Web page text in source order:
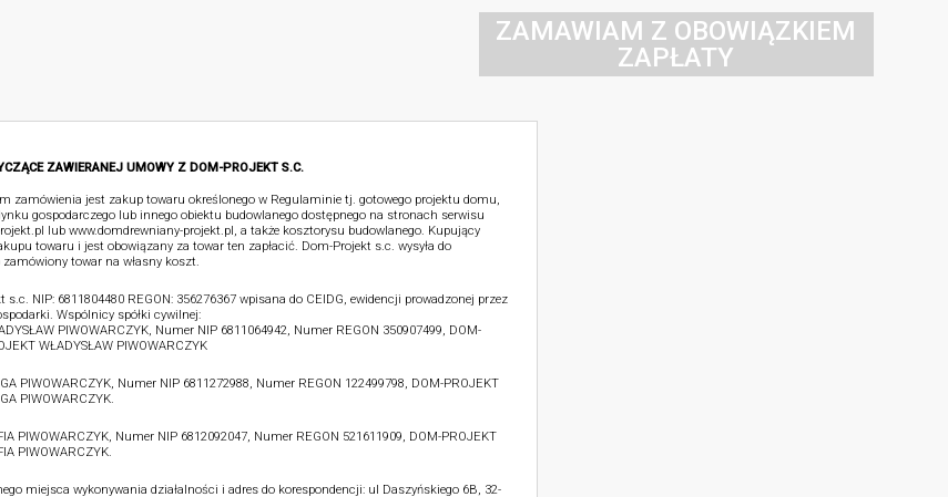
ZAMAWIAM Z OBOWIĄZKIEM
ZAPŁATY
ZAWIERANEJ UMOWY Z DOM-PROJEKT S.C.
zamówienia jest zakup towaru określonego w Regulaminie tj. gotowego projektu domu,
gospodarczego lub innego obiektu budowlanego dostępnego na stronach serwisu
lub www.domdrewniany-projekt.pl, a także kosztorysu budowlanego. Kupujący
towaru i jest obowiązany za towar ten zapłacić. Dom-Projekt s.c. wysyła do
zamówiony towar na własny koszt.
s.c. NIP: 6811804480 REGON: 356276367 wpisana do CEIDG, ewidencji prowadzonej przez
Wspólnicy spółki cywilnej:
PIWOWARCZYK, Numer NIP 6811064942, Numer REGON 350907499, DOM-
WŁADYSŁAW PIWOWARCZYK
PIWOWARCZYK, Numer NIP 6811272988, Numer REGON 122499798, DOM-PROJEKT
PIWOWARCZYK.
PIWOWARCZYK, Numer NIP 6812092047, Numer REGON 521611909, DOM-PROJEKT
PIWOWARCZYK.
miejsca wykonywania działalności i adres do korespondencji: ul Daszyńskiego 6B, 32-